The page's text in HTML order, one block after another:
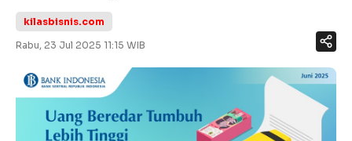
kilasbisnis.com
Rabu, 23 Jul 2025 11:15 WIB